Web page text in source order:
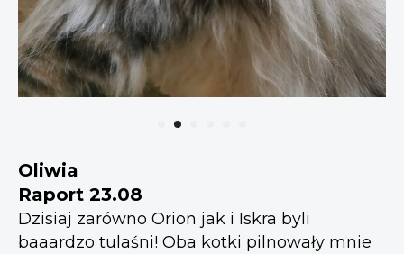
Oliwia
Raport 23.08
Dzisiaj zarówno Orion jak i Iskra byli
baaardzo tulaśni! Oba kotki pilnowały mnie